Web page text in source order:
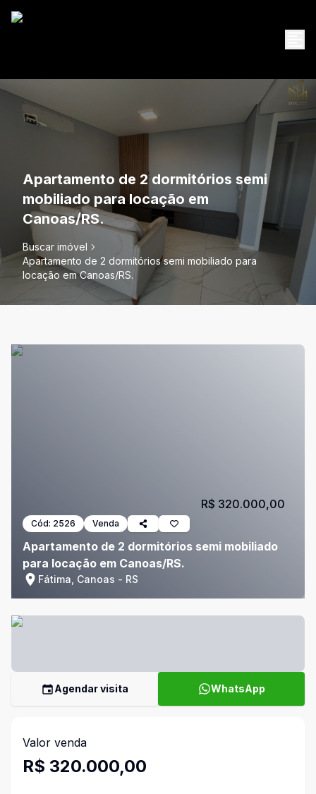
Apartamento de 2 dormitórios semi
mobiliado para locação em
Canoas/RS.
Buscar imóvel
Apartamento de 2 dormitórios semi mobiliado para
locação em Canoas/RS.
Cód: 2526 Venda
Apartamento de 2 dormitórios semi mobiliado
para locação em Canoas/RS.
Fátima, Canoas - RS
R$ 320.000,00
Agendar visita WhatsApp
Valor venda
R$ 320.000,00